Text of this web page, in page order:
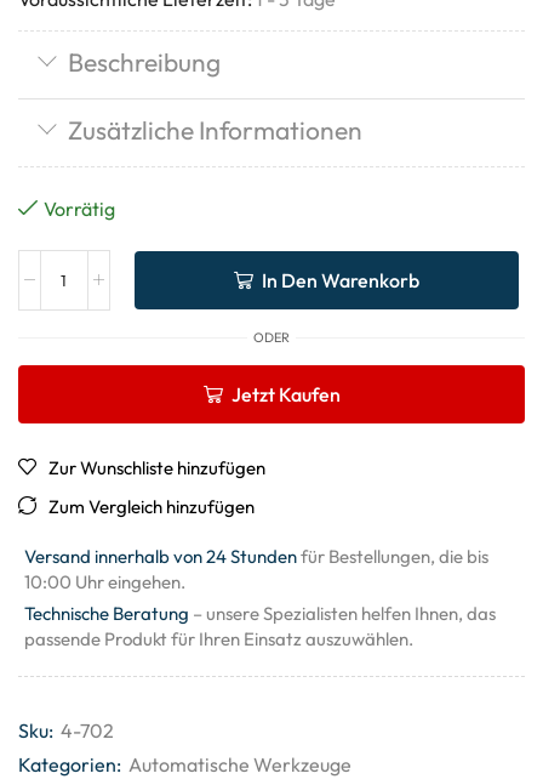
Beschreibung
Zusätzliche Informationen
Vorrätig
In Den Warenkorb
ODER
Jetzt Kaufen
Zur Wunschliste hinzufügen
Zum Vergleich hinzufügen
Versand innerhalb von 24 Stundenfür Bestellungen, die bis
10:00 Uhr eingehen.
Technische Beratung – unsere Spezialisten helfen Ihnen, das
passende Produkt für Ihren Einsatz auszuwählen.
Sku: 4-702
Kategorien: Automatische Werkzeuge